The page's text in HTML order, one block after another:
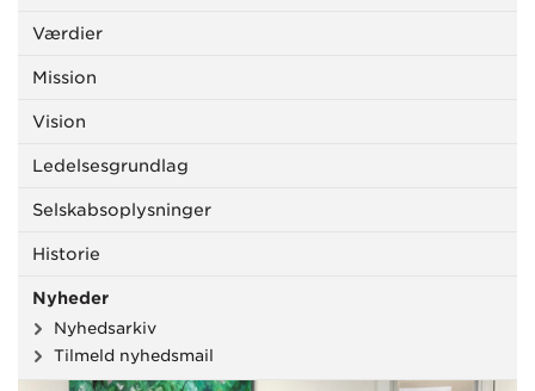
Værdier
Mission
Vision
Ledelsesgrundlag
Selskabsoplysninger
Historie
Nyheder
Nyhedsarkiv
Tilmeld nyhedsmail